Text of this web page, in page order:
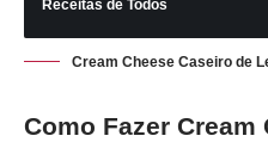
Receitas de Todos
Cream Cheese Caseiro de
Como Fazer Cream